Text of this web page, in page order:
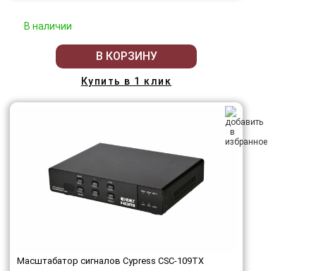
В наличии
В КОРЗИНУ
Купить в 1 клик
Масштабатор сигналов Cypress CSC-109TX